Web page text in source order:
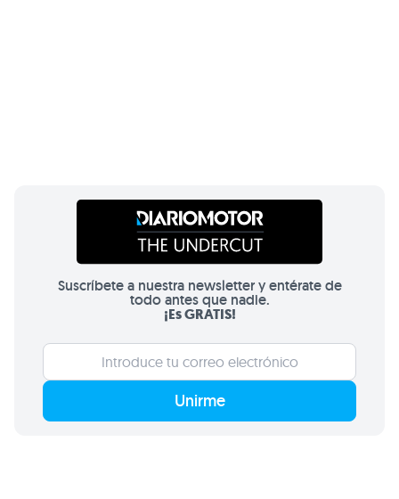
Suscríbete a nuestra newsletter y entérate de
todo antes que nadie.
¡Es GRATIS!
Unirme